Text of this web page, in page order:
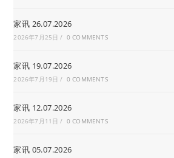
家讯 26.07.2026
2026年7月25日 / 0 COMMENTS
家讯 19.07.2026
2026年7月19日 / 0 COMMENTS
家讯 12.07.2026
2026年7月11日 / 0 COMMENTS
家讯 05.07.2026